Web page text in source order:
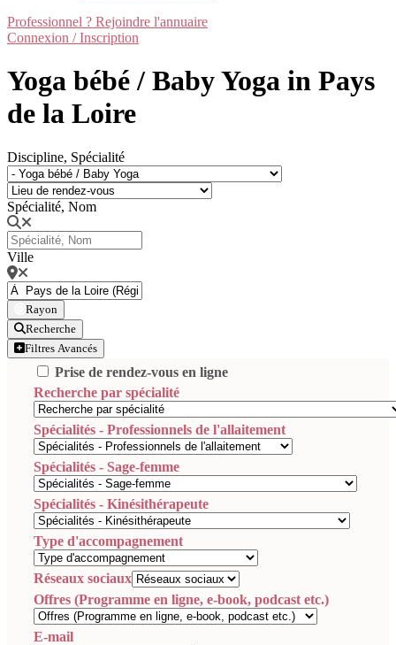
Professionnel ? Rejoindre l'annuaire
Connexion / Inscription
Yoga bébé / Baby Yoga in Pays
de la Loire
Discipline, Spécialité
Spécialité, Nom
Ville
Rayon
Recherche
Filtres Avancés
Prise de rendez-vous en ligne
Recherche par spécialité
Spécialités - Professionnels de l'allaitement
Spécialités - Sage-femme
Spécialités - Kinésithérapeute
Type d'accompagnement
Réseaux sociaux
Offres (Programme en ligne, e-book, podcast etc.)
E-mail